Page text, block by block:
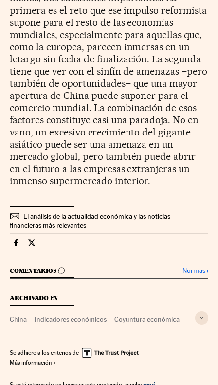
primera es el reto que ese impulso reformista
supone para el resto de las economías
mundiales, especialmente para aquellas que,
como la europea, parecen inmersas en un
letargo sin fecha de finalización. La segunda
tiene que ver con el sinfín de amenazas –pero
también de oportunidades– que una mayor
apertura de China puede suponer para el
comercio mundial. La combinación de esos
factores constituye casi una paradoja. No en
vano, un excesivo crecimiento del gigante
asiático puede ser una amenaza en un
mercado global, pero también puede abrir
en el futuro a las empresas extranjeras un
inmenso supermercado interior.
El análisis de la actualidad económica y las noticias
financieras más relevantes
Economia Cinco Días en Facebook
Economia Cinco Días en Twitter
COMENTARIOS
IR A LOS COMENTARIOS Normas›
ARCHIVADO EN
China Indicadores económicos Coyuntura económica
Se adhiere a los criterios de
Más información